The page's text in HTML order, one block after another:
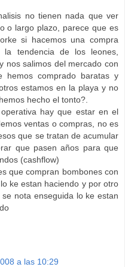
no tienen nada que ver
o largo plazo, parece que es
si hacemos una compra
la tendencia de los leones,
nos salimos del mercado con
hemos comprado baratas y
estamos en la playa y no
hecho el tonto?.
hay que estar en el
ventas o compras, no es
que se tratan de acumular
que pasen años para que
(cashflow)
que compran bombones con
ke estan haciendo y por otro
nota enseguida lo ke estan
a las 10:29